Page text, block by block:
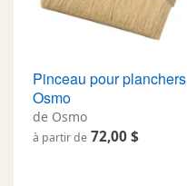
Pinceau pour planchers
Osmo
de Osmo
à partir de 72,00 $